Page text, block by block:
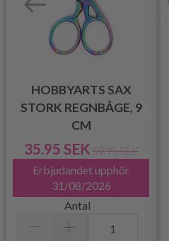
HOBBYARTS SAX
STORK REGNBÅGE, 9
CM
35.95 SEK 59.95 SEK
Erbjudandet upphör
31/08/2026
Antal